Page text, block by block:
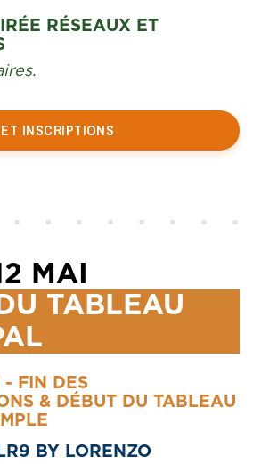
RÉSEAUX ET
INSCRIPTIONS
MAI
TABLEAU
FIN DES
& DÉBUT DU TABLEAU
BY LORENZO